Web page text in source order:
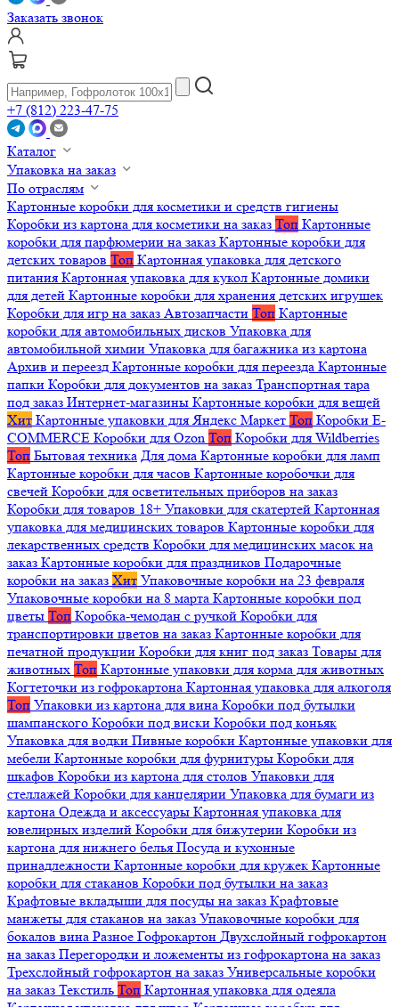
Заказать звонок
+7 (812) 223-47-75
Каталог
Упаковка на заказ
По отраслям
Картонные коробки для косметики и средств гигиены
Коробки из картона для косметики на заказ Топ Картонные
коробки для парфюмерии на заказ Картонные коробки для
детских товаров Топ Картонная упаковка для детского
питания Картонная упаковка для кукол Картонные домики
для детей Картонные коробки для хранения детских игрушек
Коробки для игр на заказ Автозапчасти Топ Картонные
коробки для автомобильных дисков Упаковка для
автомобильной химии Упаковка для багажника из картона
Архив и переезд Картонные коробки для переезда Картонные
папки Коробки для документов на заказ Транспортная тара
под заказ Интернет-магазины Картонные коробки для вещей
Хит Картонные упаковки для Яндекс Маркет Топ Коробки E-
COMMERCE Коробки для Ozon Топ Коробки для Wildberries
Топ Бытовая техника Для дома Картонные коробки для ламп
Картонные коробки для часов Картонные коробочки для
свечей Коробки для осветительных приборов на заказ
Коробки для товаров 18+ Упаковки для скатертей Картонная
упаковка для медицинских товаров Картонные коробки для
лекарственных средств Коробки для медицинских масок на
заказ Картонные коробки для праздников Подарочные
коробки на заказ Хит Упаковочные коробки на 23 февраля
Упаковочные коробки на 8 марта Картонные коробки под
цветы Топ Коробка-чемодан с ручкой Коробки для
транспортировки цветов на заказ Картонные коробки для
печатной продукции Коробки для книг под заказ Товары для
животных Топ Картонные упаковки для корма для животных
Когтеточки из гофрокартона Картонная упаковка для алкоголя
Топ Упаковки из картона для вина Коробки под бутылки
шампанского Коробки под виски Коробки под коньяк
Упаковка для водки Пивные коробки Картонные упаковки для
мебели Картонные коробки для фурнитуры Коробки для
шкафов Коробки из картона для столов Упаковки для
стеллажей Коробки для канцелярии Упаковка для бумаги из
картона Одежда и аксессуары Картонная упаковка для
ювелирных изделий Коробки для бижутерии Коробки из
картона для нижнего белья Посуда и кухонные
принадлежности Картонные коробки для кружек Картонные
коробки для стаканов Коробки под бутылки на заказ
Крафтовые вкладыши для посуды на заказ Крафтовые
манжеты для стаканов на заказ Упаковочные коробки для
бокалов вина Разное Гофрокартон Двухслойный гофрокартон
на заказ Перегородки и ложементы из гофрокартона на заказ
Трехслойный гофрокартон на заказ Универсальные коробки
на заказ Текстиль Топ Картонная упаковка для одеяла